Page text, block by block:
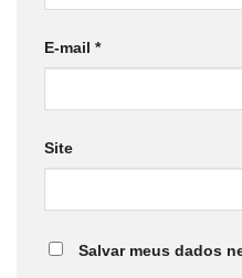
E-mail *
Site
Salvar meus dados